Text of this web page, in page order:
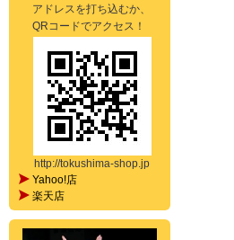
アドレスを打ち込むか、
QRコードでアクセス！
http://tokushima-shop.jp
Yahoo!店
楽天店